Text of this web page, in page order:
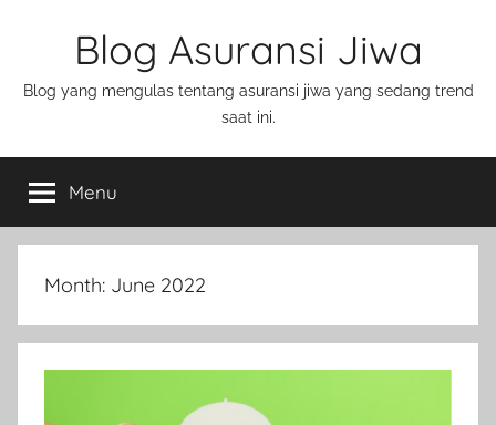
Blog Asuransi Jiwa
Blog yang mengulas tentang asuransi jiwa yang sedang trend
saat ini.
Menu
Month: June 2022